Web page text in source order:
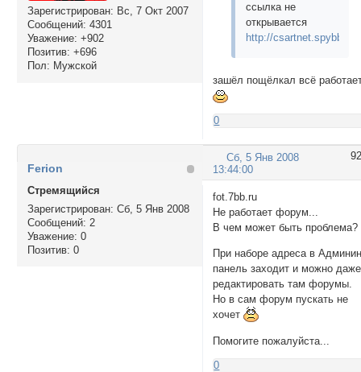
Зарегистрирован: Вс, 7 Окт 2007
Сообщений: 4301
Уважение: +902
Позитив: +696
Пол: Мужской
ссылка не
открывается
http://csartnet.spybb.ru/
зашёл пощёлкал всё
0
92
Сб, 5 Янв 2008
13:44:00
Ferion
Стремящийся
Зарегистрирован: Сб, 5 Янв 2008
Сообщений: 2
Уважение: 0
Позитив: 0
fot.7bb.ru
Не работает форум...
В чем может быть проблема?
При наборе адреса в
панель заходит и можно даже
редактировать там форумы.
Но в сам форум пускать не
хочет
Помогите пожалуйста...
0